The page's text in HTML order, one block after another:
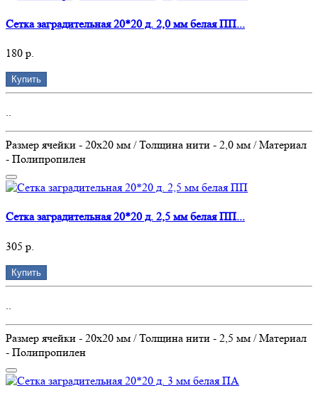
Сетка заградительная 20*20 д. 2,0 мм белая ПП...
180 р.
Купить
..
Размер ячейки - 20х20 мм / Толщина нити - 2,0 мм / Материал
- Полипропилен
Сетка заградительная 20*20 д. 2,5 мм белая ПП...
305 р.
Купить
Размер ячейки - 20х20 мм / Толщина нити - 2,5 мм / Материал
- Полипропилен